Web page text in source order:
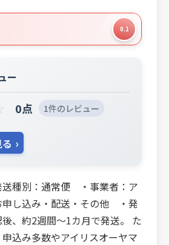
0.1
ー
0点 1件のレビュー
種別：通常便 ・事業者：ア
申し込み・配送・その他 ・発
、約2週間〜1カ月で発送。 た
込み多数やアイリスオーヤマ